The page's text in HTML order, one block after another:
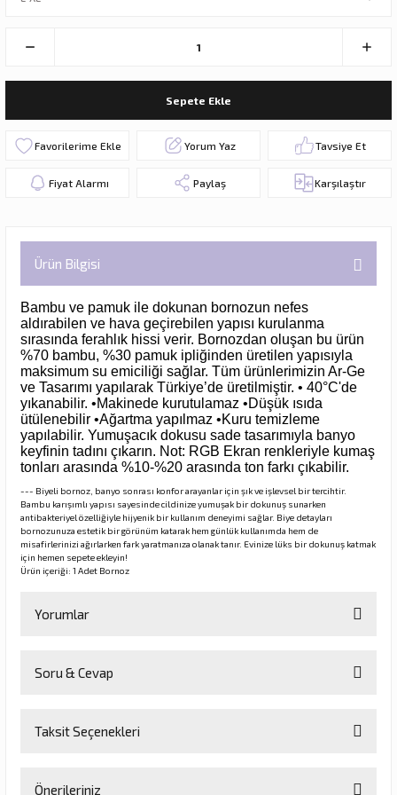
Sepete Ekle
Yorum Yaz Tavsiye Et
Fiyat Alarmı Paylaş Karşılaştır
Ürün Bilgisi
Bambu ve pamuk ile dokunan bornozun nefes
aldırabilen ve hava geçirebilen yapısı kurulanma
sırasında ferahlık hissi verir. Bornozdan oluşan bu ürün
%70 bambu, %30 pamuk ipliğinden üretilen yapısıyla
maksimum su emiciliği sağlar. Tüm ürünlerimizin Ar-Ge
ve Tasarımı yapılarak Türkiye’de üretilmiştir. • 40°C'de
yıkanabilir. •Makinede kurutulamaz •Düşük ısıda
ütülenebilir •Ağartma yapılmaz •Kuru temizleme
yapılabilir. Yumuşacık dokusu sade tasarımıyla banyo
keyfinin tadını çıkarın. Not: RGB Ekran renkleriyle kumaş
tonları arasında %10-%20 arasında ton farkı çıkabilir.
--- Biyeli bornoz, banyo sonrası konfor arayanlar için şık ve işlevsel bir tercihtir.
Bambu karışımlı yapısı sayesinde cildinize yumuşak bir dokunuş sunarken
antibakteriyel özelliğiyle hijyenik bir kullanım deneyimi sağlar. Biye detayları
bornozunuza estetik bir görünüm katarak hem günlük kullanımda hem de
misafirlerinizi ağırlarken fark yaratmanıza olanak tanır. Evinize lüks bir dokunuş katmak
için hemen sepete ekleyin!
Ürün içeriği: 1 Adet Bornoz
Yorumlar
Soru & Cevap
Taksit Seçenekleri
Önerileriniz